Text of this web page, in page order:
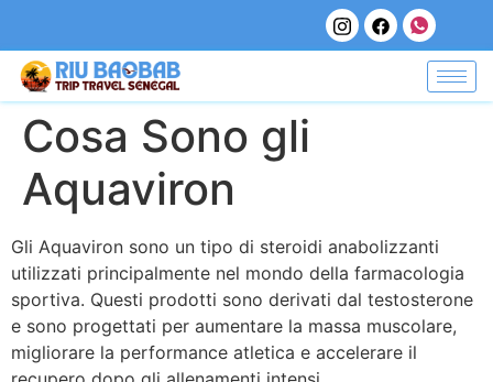
Cosa Sono gli
Aquaviron
Gli Aquaviron sono un tipo di steroidi anabolizzanti
utilizzati principalmente nel mondo della farmacologia
sportiva. Questi prodotti sono derivati dal testosterone
e sono progettati per aumentare la massa muscolare,
migliorare la performance atletica e accelerare il